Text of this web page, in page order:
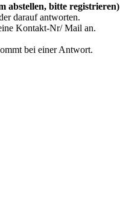
abstellen, bitte registrieren)
darauf antworten.
Kontakt-Nr/ Mail an.
bei einer Antwort.